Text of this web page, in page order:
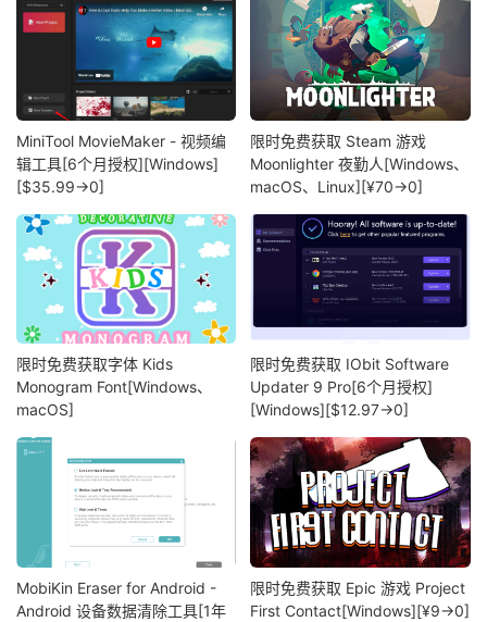
MiniTool MovieMaker - 视频编
辑工具[6个月授权][Windows]
[$35.99→0]
限时免费获取 Steam 游戏
Moonlighter 夜勤人[Windows、
macOS、Linux][¥70→0]
限时免费获取字体 Kids
Monogram Font[Windows、
macOS]
限时免费获取 IObit Software
Updater 9 Pro[6个月授权]
[Windows][$12.97→0]
MobiKin Eraser for Android -
Android 设备数据清除工具[1年
限时免费获取 Epic 游戏 Project
First Contact[Windows][¥9→0]